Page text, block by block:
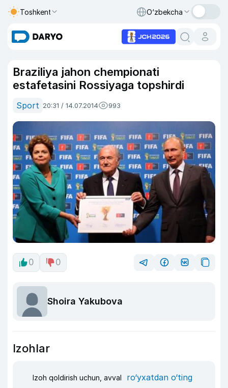
Toshkent O‘zbekcha
Braziliya jahon chempionati
estafetasini Rossiyaga topshirdi
Sport 20:31 / 14.07.2014 993
0 0
Shoira Yakubova
Izohlar
Izoh qoldirish uchun, avval ro‘yxatdan o‘ting